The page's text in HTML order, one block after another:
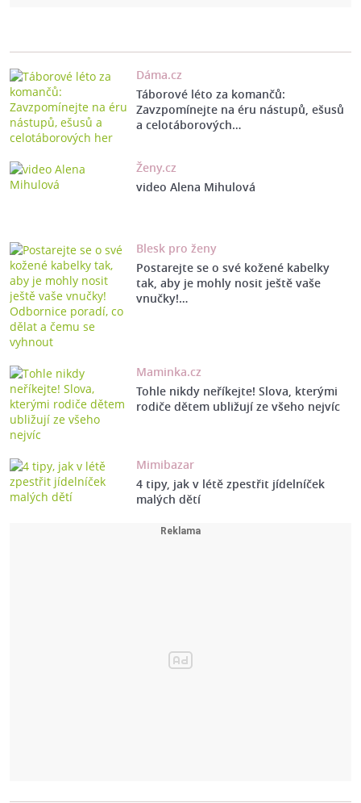
Dáma.cz
Táborové léto za komančů:
Zavzpomínejte na éru nástupů, ešusů
a celotáborových…
Ženy.cz
video Alena Mihulová
Blesk pro ženy
Postarejte se o své kožené kabelky
tak, aby je mohly nosit ještě vaše
vnučky!…
Maminka.cz
Tohle nikdy neříkejte! Slova, kterými
rodiče dětem ubližují ze všeho nejvíc
Mimibazar
4 tipy, jak v létě zpestřit jídelníček
malých dětí